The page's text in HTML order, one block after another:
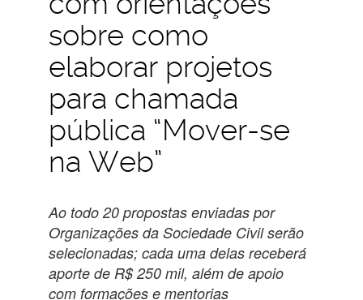
sobre como
elaborar projetos
para chamada
pública “Mover-se
na Web”
Ao todo 20 propostas enviadas por
Organizações da Sociedade Civil serão
selecionadas; cada uma delas receberá
aporte de R$ 250 mil, além de apoio
com formações e mentorias